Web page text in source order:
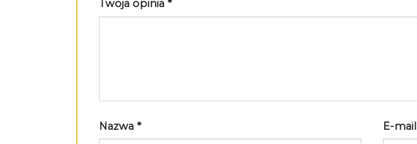
Twoja opinia *
Nazwa * E-mail